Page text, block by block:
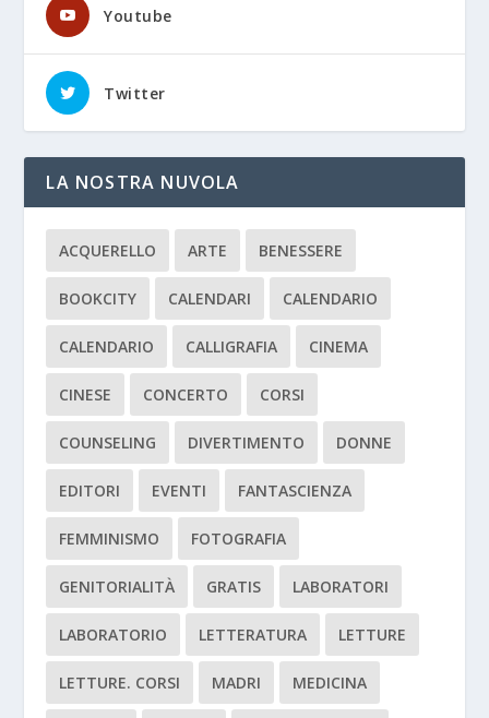
Youtube
Twitter
LA NOSTRA NUVOLA
ACQUERELLO ARTE BENESSERE
BOOKCITY CALENDARI CALENDARIO
CALENDARIO CALLIGRAFIA CINEMA
CINESE CONCERTO CORSI
COUNSELING DIVERTIMENTO DONNE
EDITORI EVENTI FANTASCIENZA
FEMMINISMO FOTOGRAFIA
GENITORIALITÀ GRATIS LABORATORI
LABORATORIO LETTERATURA LETTURE
LETTURE. CORSI MADRI MEDICINA